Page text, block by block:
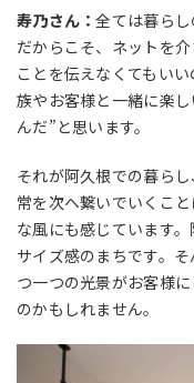
寿乃さん：全ては暮らし
だからこそ、ネットを
ことを伝えなくてもい
族やお客様と一緒に楽
んだ”と思います。
それが阿久根での暮ら
常を次へ繋いでいくこ
な風にも感じています
サイズ感のまちです。
つ一つの光景がお客様
のかもしれません。